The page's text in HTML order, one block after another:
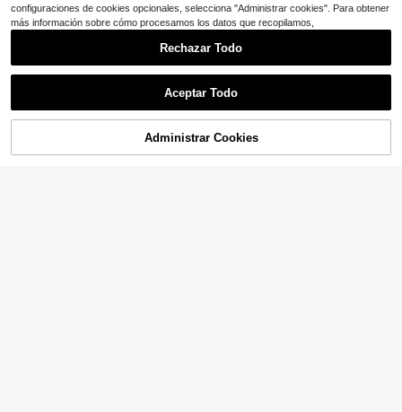
Lo sentimos, este producto está agotado.
AGOTADO
configuraciones de cookies opcionales, selecciona "Administrar cookies". Para obtener
más información sobre cómo procesamos los datos que recopilamos,
Rechazar Todo
Aceptar Todo
Administrar Cookies